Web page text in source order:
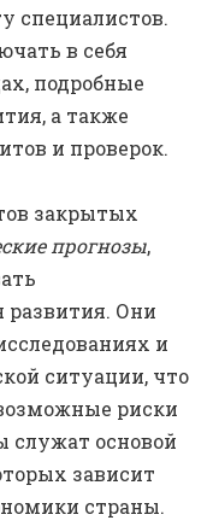
специалистов.
в себя
подробные
а также
и проверок.
закрытых
прогнозы,
развития. Они
и
ситуации, что
риски
служат основой
зависит
страны.